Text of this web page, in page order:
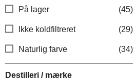
På lager (45)
Ikke koldfiltreret (29)
Naturlig farve (34)
Destilleri / mærke